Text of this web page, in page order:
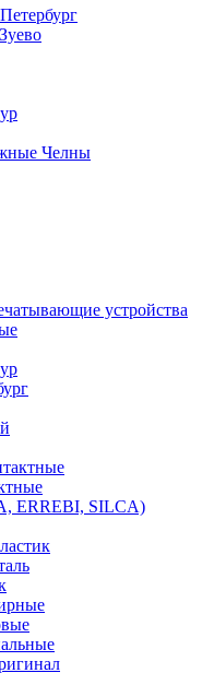
Челны
устройства
ERREBI, SILCA)